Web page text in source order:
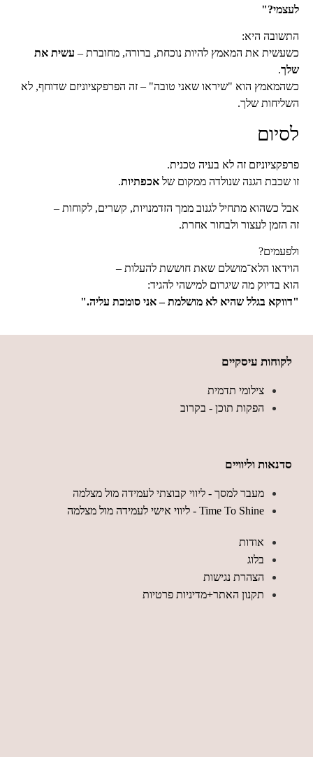
לעצמי?"
התשובה היא:
כשעשית את המאמץ להיות נוכחת, ברורה, מחוברת – עשית את
שלך.
כשהמאמץ הוא "שיראו שאני טובה" – זה הפרפקציוניזם שדוחף, לא
השליחות שלך.
לסיום
פרפקציוניזם זה לא בעיה טכנית.
זו שכבת הגנה שנולדה ממקום של אכפתיות.
אבל כשהוא מתחיל לגנוב ממך הזדמנויות, קשרים, לקוחות –
זה הזמן לעצור ולבחור אחרת.
ולפעמים?
הוידאו הלא־מושלם שאת חוששת להעלות –
הוא בדיוק מה שיגרום למישהי להגיד:
"דווקא בגלל שהיא לא מושלמת – אני סומכת עליה."
לקוחות עיסקיים
צילומי תדמית
הפקות תוכן - בקרוב
סדנאות וליוויים
מעבר למסך - ליווי קבוצתי לעמידה מול מצלמה
Time To Shine - ליווי אישי לעמידה מול מצלמה
אודות
בלוג
הצהרת נגישות
תקנון האתר+מדיניות פרטיות